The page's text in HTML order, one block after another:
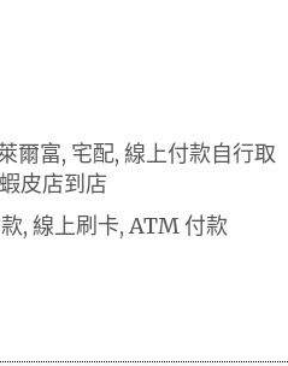
爾富, 宅配, 線上付款自行取
皮店到店
, 線上刷卡, ATM 付款